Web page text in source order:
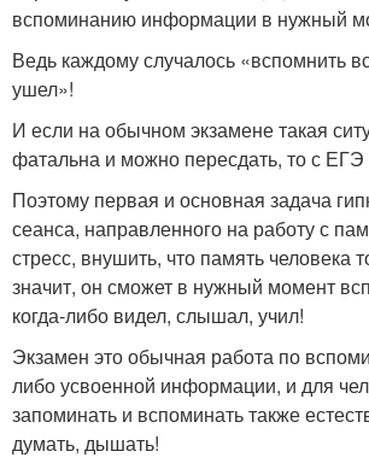
вспоминанию информации в нужный
Ведь каждому случалось «вспомнить
ушел»!
И если на обычном экзамене такая
фатальна и можно пересдать, то с ЕГЭ
Поэтому первая и основная задача
сеанса, направленного на работу с
стресс, внушить, что память человека
значит, он сможет в нужный момент
когда-либо видел, слышал, учил!
Экзамен это обычная работа по
либо усвоенной информации, и для
запоминать и вспоминать также
думать, дышать!